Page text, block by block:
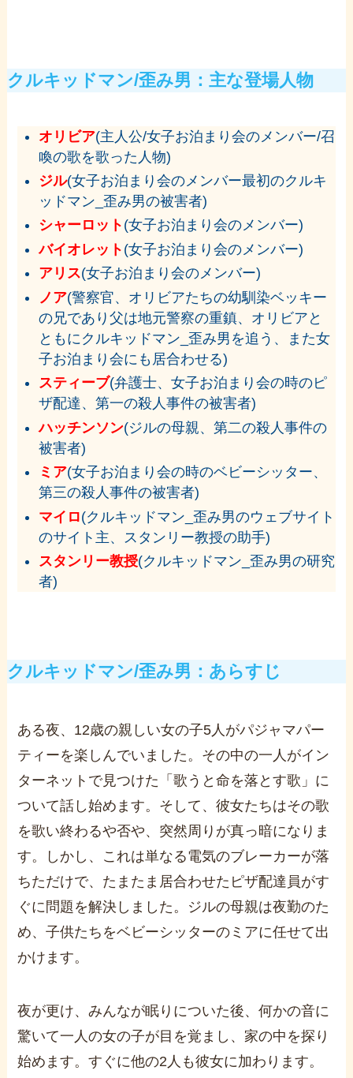
クルキッドマン/歪み男：主な登場人物
オリビア(主人公/女子お泊まり会のメンバー/召
喚の歌を歌った人物)
ジル(女子お泊まり会のメンバー最初のクルキ
ッドマン_歪み男の被害者)
シャーロット (女子お泊まり会のメンバー)
バイオレット (女子お泊まり会のメンバー)
アリス(女子お泊まり会のメンバー)
ノア(警察官、オリビアたちの幼馴染ベッキー
の兄であり父は地元警察の重鎮、オリビアと
ともにクルキッドマン_歪み男を追う、また女
子お泊まり会にも居合わせる)
スティーブ(弁護士、女子お泊まり会の時のピ
ザ配達、第一の殺人事件の被害者)
ハッチンソン(ジルの母親、第二の殺人事件の
被害者)
ミア(女子お泊まり会の時のベビーシッター、
第三の殺人事件の被害者)
マイロ(クルキッドマン_歪み男のウェブサイト
のサイト主、スタンリー教授の助手)
スタンリー教授(クルキッドマン_歪み男の研究
者)
クルキッドマン/歪み男：あらすじ
ある夜、12歳の親しい女の子5人がパジャマパー
ティーを楽しんでいました。その中の一人がイン
ターネットで見つけた「歌うと命を落とす歌」に
ついて話し始めます。そして、彼女たちはその歌
を歌い終わるや否や、突然周りが真っ暗になりま
す。しかし、これは単なる電気のブレーカーが落
ちただけで、たまたま居合わせたピザ配達員がす
ぐに問題を解決しました。ジルの母親は夜勤のた
め、子供たちをベビーシッターのミアに任せて出
かけます。
夜が更け、みんなが眠りについた後、何かの音に
驚いて一人の女の子が目を覚まし、家の中を探り
始めます。すぐに他の2人も彼女に加わります。